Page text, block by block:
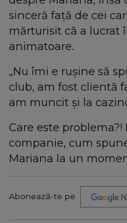
sinceră față de cei
mărturisit că a lucrat
animatoare.
„Nu îmi e rușine să
club, am fost clientă
am muncit și la
Care este
companie, cum
Mariana la un
Abonează-te pe